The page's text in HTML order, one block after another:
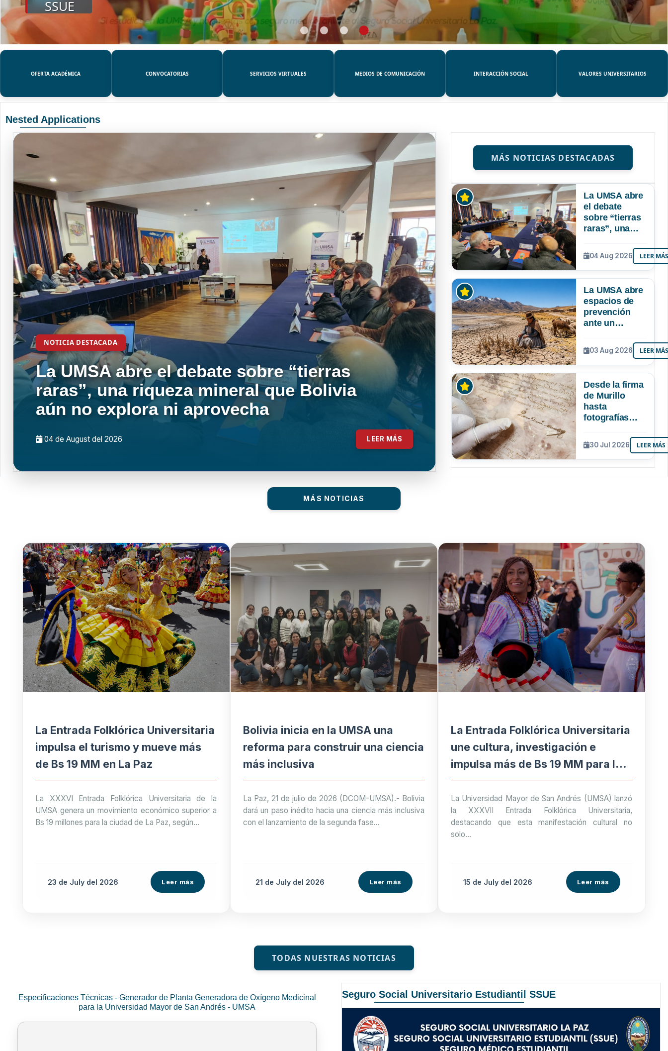
SSUE
OFERTA ACADÉMICA CONVOCATORIAS SERVICIOS VIRTUALES MEDIOS DE COMUNICACIÓN INTERACCIÓN SOCIAL VALORES UNIVERSITARIOS
Nested Applications
NOTICIA DESTACADA
La UMSA abre el debate sobre “tierras
raras”, una riqueza mineral que Bolivia
aún no explora ni aprovecha
04 de August del 2026 LEER MÁS
MÁS NOTICIAS DESTACADAS
La UMSA abre
el debate
sobre “tierras
raras”, una
mineral que
Bolivia aún no
explora ni
04 Aug 2026 LEER
La UMSA abre
espacios de
prevención
ante un
Niño que
podría superar
a los tres
Bolivia
03 Aug 2026 LEER
Desde la firma
de Murillo
hasta
fotografías
UMSA
resguarda 6
joyas de la
30 Jul 2026 LEER MÁS
MÁS NOTICIAS
La Entrada Folklórica Universitaria
impulsa el turismo y mueve más
de Bs 19 MM en La Paz
La XXXVI Entrada Folklórica Universitaria de la
UMSA genera un movimiento económico superior a
Bs 19 millones para la ciudad de La Paz, según...
23 de July del 2026 Leer más
Bolivia inicia en la UMSA una
reforma para construir una ciencia
más inclusiva
La Paz, 21 de julio de 2026 (DCOM-UMSA).- Bolivia
dará un paso inédito hacia una ciencia más inclusiva
con el lanzamiento de la segunda fase...
21 de July del 2026 Leer más
La Entrada Folklórica Universitaria
une cultura, investigación e
impulsa más de Bs 19 MM para la
economía paceña
La Universidad Mayor de San Andrés (UMSA) lanzó
la XXXVII Entrada Folklórica Universitaria,
destacando que esta manifestación cultural no
solo...
15 de Julydel 2026 Leer más
TODAS NUESTRAS NOTICIAS
Especificaciones Técnicas - Generador de Planta Generadora de Oxígeno Medicinal
para la Universidad Mayor de San Andrés - UMSA
Seguro Social Universitario Estudiantil SSUE